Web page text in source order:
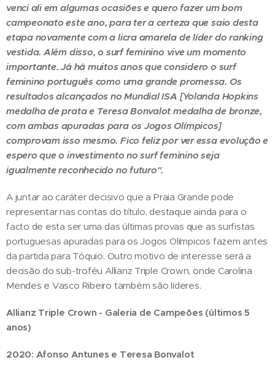
venci ali em algumas ocasiões e quero fazer um bom
campeonato este ano, para ter a certeza que saio desta
etapa novamente com a licra amarela de líder do ranking
vestida. Além disso, o surf feminino vive um momento
importante. Já há muitos anos que considero o surf
feminino português como uma grande promessa. Os
resultados alcançados no Mundial ISA [Yolanda Hopkins
medalha de prata e Teresa Bonvalot medalha de bronze,
com ambas apuradas para os Jogos Olímpicos]
comprovam isso mesmo. Fico feliz por ver essa evolução e
espero que o investimento no surf feminino seja
igualmente reconhecido no futuro".
A juntar ao caráter decisivo que a Praia Grande pode
representar nas contas do título, destaque ainda para o
facto de esta ser uma das últimas provas que as surfistas
portuguesas apuradas para os Jogos Olímpicos fazem antes
da partida para Tóquio. Outro motivo de interesse será a
decisão do sub-troféu Allianz Triple Crown, onde Carolina
Mendes e Vasco Ribeiro também são líderes.
Allianz Triple Crown - Galeria de Campeões (últimos 5
anos)
2020: Afonso Antunes e Teresa Bonvalot